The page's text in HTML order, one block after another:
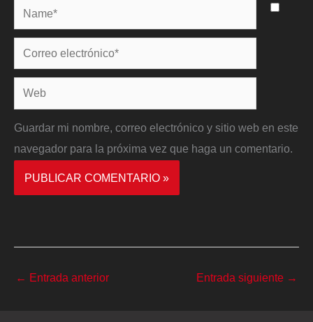
Name*
Correo
electrónico*
Web
Guardar mi nombre, correo electrónico y sitio web en este
navegador para la próxima vez que haga un comentario.
← Entrada anterior Entrada siguiente →